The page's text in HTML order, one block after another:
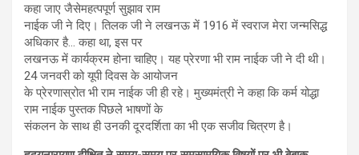
कहा जाए जैसेमहत्पपूर्ण सुझाव राम
नाईक जी ने दिए। तिलक जी ने लखनऊ में 1916 में स्वराज मेरा जन्मसिद्ध
अधिकार है… कहा था, इस पर
लखनऊ में कार्यक्रम होना चाहिए। यह प्रेरणा भी राम नाईक जी ने दी थी।
24 जनवरी को यूपी दिवस के आयोजन
के प्रेरणास्रोत भी राम नाईक जी ही रहे। मुख्यमंत्री ने कहा कि कर्म योद्धा
राम नाईक पुस्तक पिछले भाषणों के
संकलन के साथ ही उनकी दूरदर्शिता का भी एक सजीव चित्रण है।